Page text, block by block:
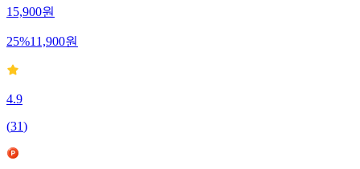
15,900원
25%11,900원
4.9
(31)